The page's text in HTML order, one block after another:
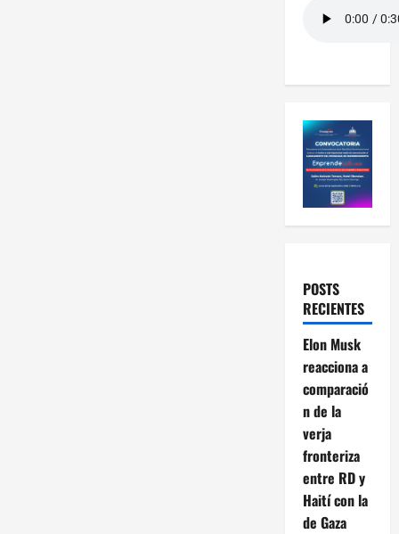
POSTS
RECIENTES
Elon Musk
reacciona a
comparació
n de la
verja
fronteriza
entre RD y
Haití con la
de Gaza